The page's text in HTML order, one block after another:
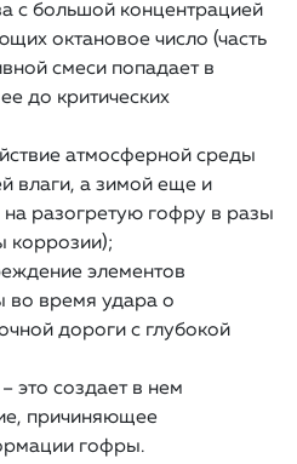
с большой концентрацией
октановое число (часть
смеси попадает в
до критических
атмосферной среды
влаги, а зимой еще и
на разогретую гофру в разы
коррозии);
элементов
во время удара о
дороги с глубокой
это создает в нем
причиняющее
гофры.